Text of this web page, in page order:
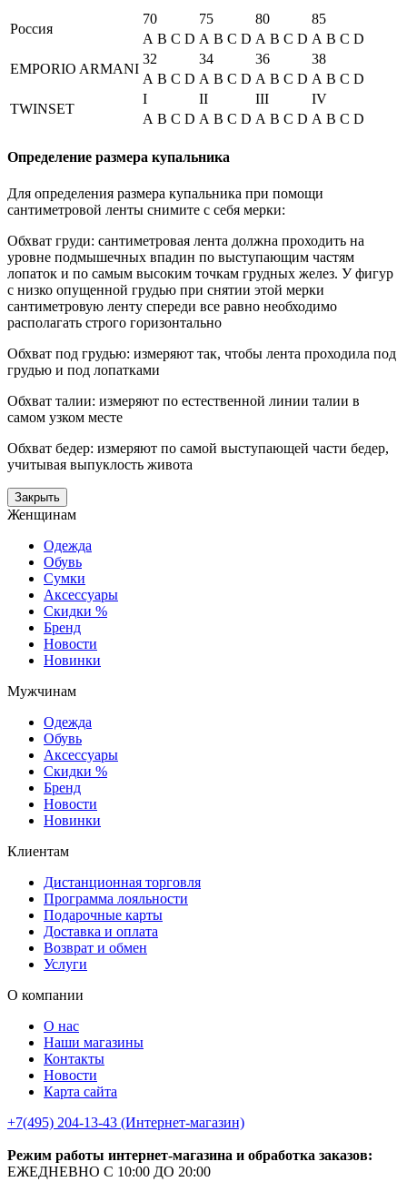
Россия
70 75 80
85
A B C D A B C D A B C D A B C D
EMPORIO ARMANI
32 34 36
38
A B C D A B C D A B C D A B C D
TWINSET
I II III
IV
A B C D A B C D A B C D A B C D
Определение размера купальника
Для определения размера купальника при помощи
сантиметровой ленты снимите с себя мерки:
Обхват груди: сантиметровая лента должна проходить на
уровне подмышечных впадин по выступающим частям
лопаток и по самым высоким точкам грудных желез. У фигур
с низко опущенной грудью при снятии этой мерки
сантиметровую ленту спереди все равно необходимо
располагать строго горизонтально
Обхват под грудью: измеряют так, чтобы лента проходила под
грудью и под лопатками
Обхват талии: измеряют по естественной линии талии в
самом узком месте
Обхват бедер: измеряют по самой выступающей части бедер,
учитывая выпуклость живота
Закрыть
Женщинам
Одежда
Обувь
Сумки
Аксессуары
Скидки %
Бренд
Новости
Новинки
Мужчинам
Одежда
Обувь
Аксессуары
Скидки %
Бренд
Новости
Новинки
Клиентам
Дистанционная торговля
Программа лояльности
Подарочные карты
Доставка и оплата
Возврат и обмен
Услуги
О компании
О нас
Наши магазины
Контакты
Новости
Карта сайта
+7(495) 204-13-43 (Интернет-магазин)
Режим работы интернет-магазина и обработка заказов:
ЕЖЕДНЕВНО С 10:00 ДО 20:00